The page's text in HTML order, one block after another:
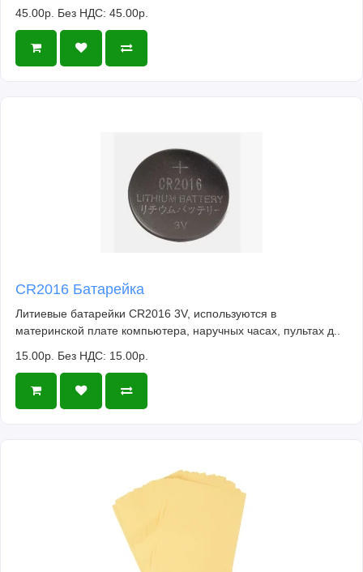
45.00р. Без НДС: 45.00р.
CR2016 Батарейка
Литиевые батарейки CR2016 3V, используются в
материнской плате компьютера, наручных часах, пультах д..
15.00р. Без НДС: 15.00р.